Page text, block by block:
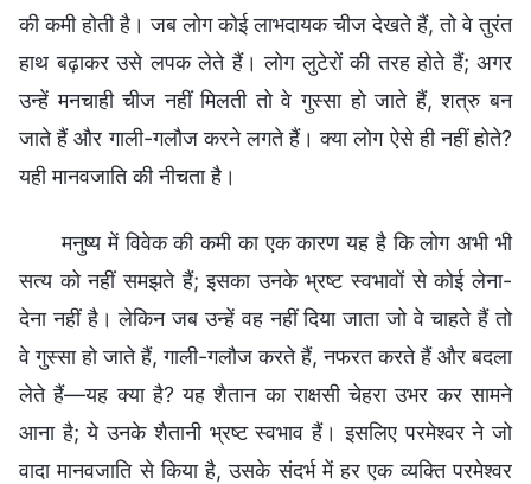
की कमी होती है। जब लोग कोई लाभदायक चीज देखते हैं, तो वे तुरंत
हाथ बढ़ाकर उसे लपक लेते हैं। लोग लुटेरों की तरह होते हैं; अगर
उन्हें मनचाही चीज नहीं मिलती तो वे गुस्सा हो जाते हैं, शत्रु बन
जाते हैं और गाली-गलौज करने लगते हैं। क्या लोग ऐसे ही नहीं होते?
यही मानवजाति की नीचता है।
मनुष्य में विवेक की कमी का एक कारण यह है कि लोग अभी भी
सत्य को नहीं समझते हैं; इसका उनके भ्रष्ट स्वभावों से कोई लेना-
देना नहीं है। लेकिन जब उन्हें वह नहीं दिया जाता जो वे चाहते हैं तो
वे गुस्सा हो जाते हैं, गाली-गलौज करते हैं, नफरत करते हैं और बदला
लेते हैं—यह क्या है? यह शैतान का राक्षसी चेहरा उभर कर सामने
आना है; ये उनके शैतानी भ्रष्ट स्वभाव हैं। इसलिए परमेश्वर ने जो
वादा मानवजाति से किया है, उसके संदर्भ में हर एक व्यक्ति परमेश्वर